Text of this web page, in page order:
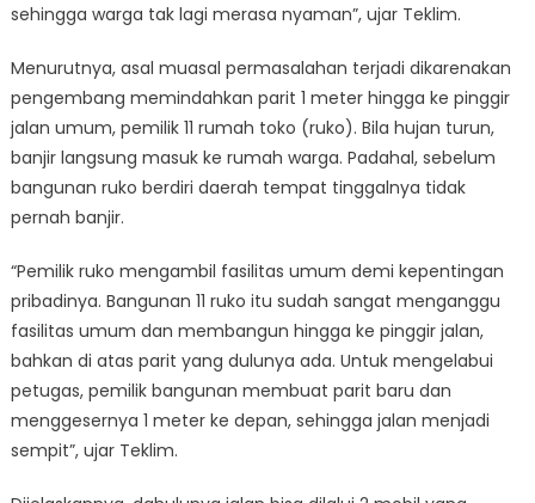
sehingga warga tak lagi merasa nyaman”, ujar Teklim.
Menurutnya, asal muasal permasalahan terjadi dikarenakan
pengembang memindahkan parit 1 meter hingga ke pinggir
jalan umum, pemilik 11 rumah toko (ruko). Bila hujan turun,
banjir langsung masuk ke rumah warga. Padahal, sebelum
bangunan ruko berdiri daerah tempat tinggalnya tidak
pernah banjir.
“Pemilik ruko mengambil fasilitas umum demi kepentingan
pribadinya. Bangunan 11 ruko itu sudah sangat menganggu
fasilitas umum dan membangun hingga ke pinggir jalan,
bahkan di atas parit yang dulunya ada. Untuk mengelabui
petugas, pemilik bangunan membuat parit baru dan
menggesernya 1 meter ke depan, sehingga jalan menjadi
sempit”, ujar Teklim.